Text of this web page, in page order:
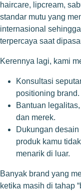
haircare, lipcream,
standar mutu yang
internasional
terpercaya saat
Kerennya lagi, kami
Konsultasi
positioning brand.
Bantuan
dan merek.
Dukungan
produk kamu
menarik di luar.
Banyak brand yang
ketika masih di tahap